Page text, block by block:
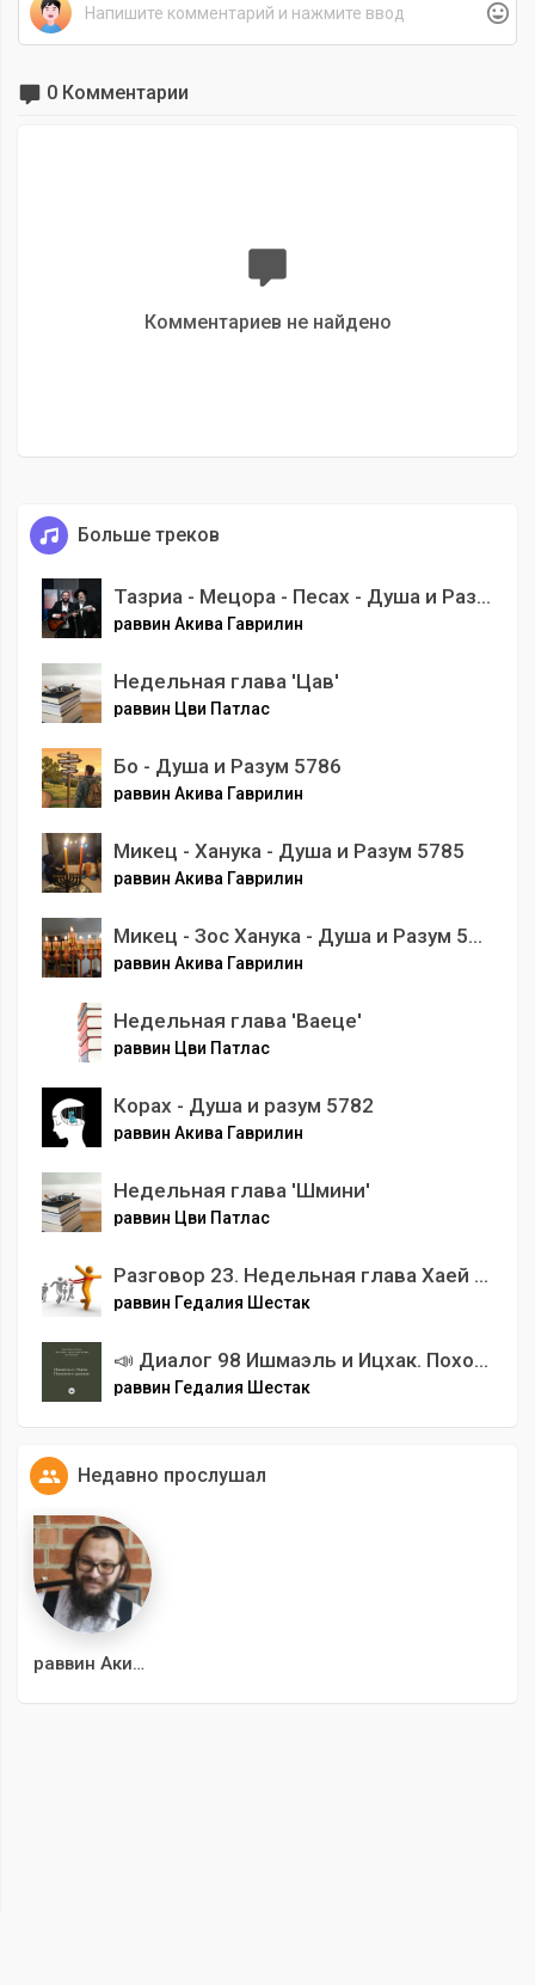
0 Комментарии
Комментариев не найдено
Больше треков
Тазриа - Мецора - Песах - Душа и Разум 5784
раввин Акива Гаврилин
Недельная глава 'Цав'
раввин Цви Патлас
Бо - Душа и Разум 5786
раввин Акива Гаврилин
Микец - Ханука - Душа и Разум 5785
раввин Акива Гаврилин
Микец - Зос Ханука - Душа и Разум 5784
раввин Акива Гаврилин
Недельная глава 'Ваеце'
раввин Цви Патлас
Корах - Душа и разум 5782
раввин Акива Гаврилин
Недельная глава 'Шмини'
раввин Цви Патлас
Разговор 23. Недельная глава Хаей Сара. Как не упустить свой шанс .
раввин Гедалия Шестак
📣 Диалог 98 Ишмаэль и Ицхак. Похожие и разные.
раввин Гедалия Шестак
Недавно прослушал
раввин Акива Гаврилин